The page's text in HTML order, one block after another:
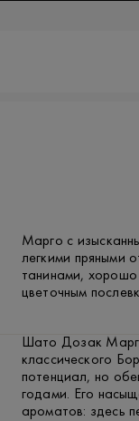
Марго с
легкими пряными
танинами, хорошо
цветочным
Шато Дозак
классического
потенциал, но
годами. Его
ароматов: здесь